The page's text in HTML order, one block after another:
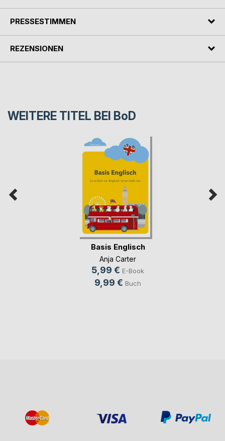
PRESSESTIMMEN
REZENSIONEN
WEITERE TITEL BEI BoD
Basis Englisch
Anja Carter
5,99 € E-Book
9,99 € Buch